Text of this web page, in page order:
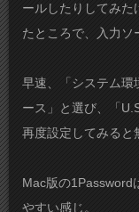
ールしたりしてみ
たところで、入力ソ
早速、「システム
ース」と選び、「
再度設定してみると
Mac版の1Password
やすい感じ。